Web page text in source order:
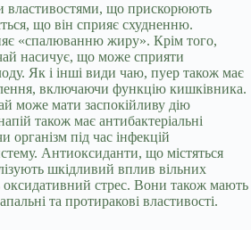
властивостями, що прискорюють
що він сприяє схудненню.
«спалюванню жиру». Крім того,
насичує, що може сприяти
Як і інші види чаю, пуер також має
включаючи функцію кишківника.
може мати заспокійливу дію
також має антибактеріальні
організм під час інфекцій
Антиоксиданти, що містяться
шкідливий вплив вільних
оксидативний стрес. Вони також мають
та протиракові властивості.